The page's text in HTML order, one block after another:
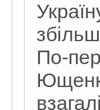
По-